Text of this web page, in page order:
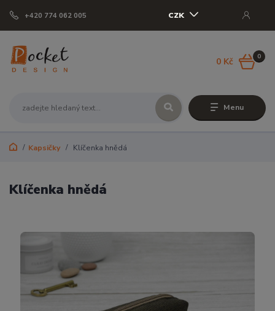
Menu
CZK
+420 774 062 005
0
0 Kč
Kapsičky Klíčenka hnědá
Klíčenka hnědá